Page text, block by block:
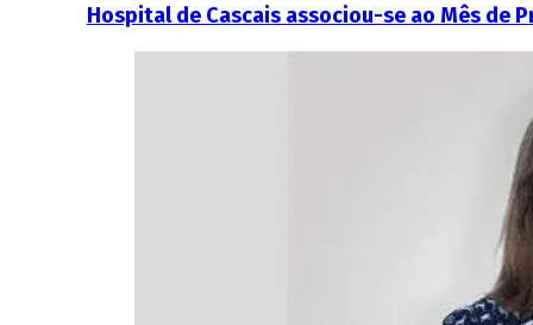
Hospital de Cascais associou-se ao Mês de